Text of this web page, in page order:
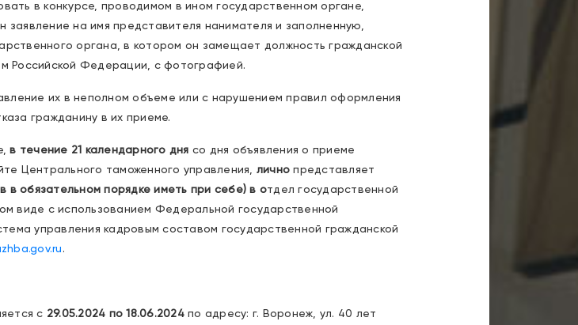
в конкурсе, проводимом в ином государственном органе,
на имя представителя нанимателя и заполненную,
органа, в котором он замещает должность гражданской
Российской Федерации, с фотографией.
их в неполном объеме или с нарушением правил оформления
гражданину в их приеме.
в течение 21 календарного дня со дня объявления о приеме
Центрального таможенного управления, лично представляет
в обязательном порядке иметь при себе) в отдел государственной
виде с использованием Федеральной государственной
управления кадровым составом государственной гражданской
.
с 29.05.2024 по 18.06.2024по адресу: г. Воронеж, ул. 40 лет